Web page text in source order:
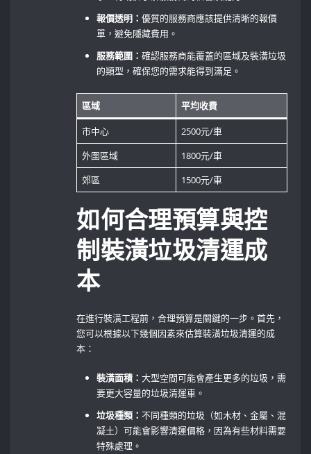
報價透明：優質的服務商應該提供清晰的報價
單，避免隱藏費用。
服務範圍：確認服務商能覆蓋的區域及裝潢垃圾
的類型，確保您的需求能得到滿足。
區域 平均收費
市中心
2500元/車
外圍區域
1800元/車
郊區
1500元/車
如何合理預算與控
制裝潢垃圾清運成
本
在進行裝潢工程前，合理預算是關鍵的一步。首先，
您可以根據以下幾個因素來估算裝潢垃圾清運的成
本：
裝潢面積：大型空間可能會產生更多的垃圾，需
要更大容量的垃圾清運車。
垃圾種類：不同種類的垃圾（如木材、金屬、混
凝土）可能會影響清運價格，因為有些材料需要
特殊處理。